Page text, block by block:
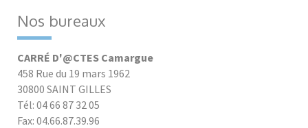
Nos bureaux
CARRÉ D'@CTES Camargue
458 Rue du 19 mars 1962
30800 SAINT GILLES
Tél: 04 66 87 32 05
Fax: 04.66.87.39.96